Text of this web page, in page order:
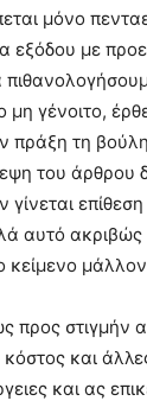
μόνο
εξόδου με
μη γένοιτο,
πράξη τη
του άρθρου
γίνεται
αυτό ακριβώς
κείμενο
προς στιγμήν
και
και ας